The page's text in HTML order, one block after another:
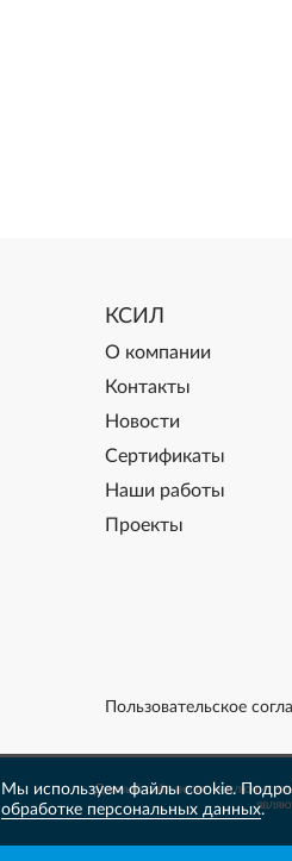
КСИЛ
О компании
Контакты
Новости
Сертификаты
Наши работы
Проекты
Пользовательское
Данный сайт носит
Мы используем файлы cookie.
обработке персональных данных.